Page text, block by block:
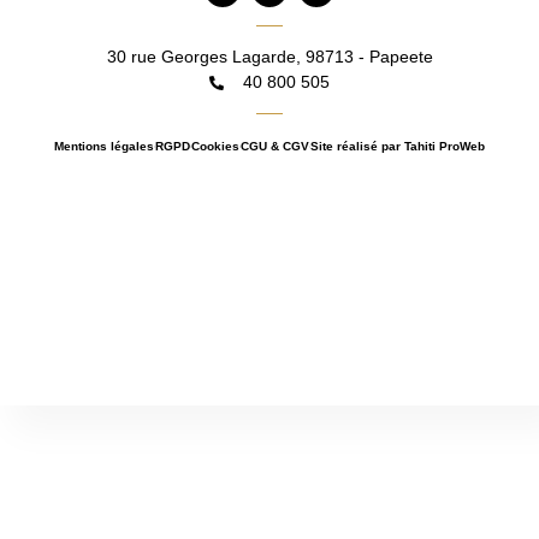
b
o
o
t
a
g
r
l
o
p
30 rue Georges Lagarde, 98713 - Papeete
40 800 505
Mentions légalesRGPDCookiesCGU & CGVSite réalisé par Tahiti ProWeb